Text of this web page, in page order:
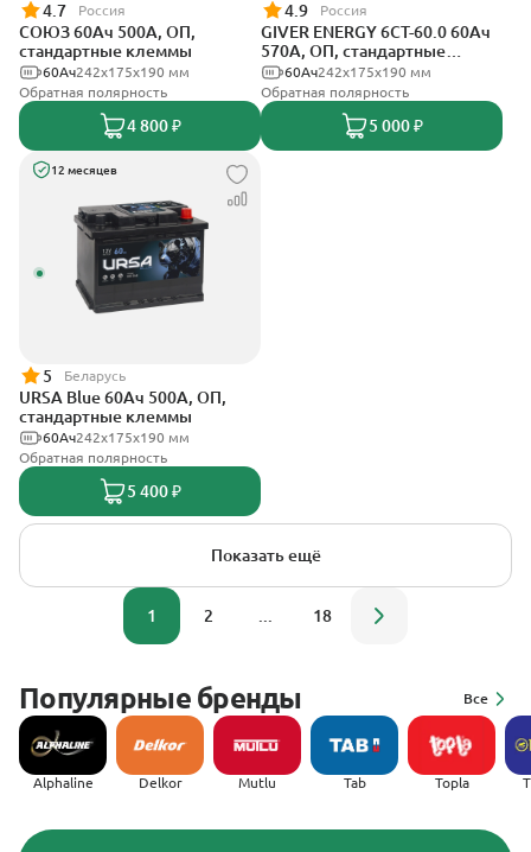
4.7 Россия
СОЮЗ 60Ач 500А, ОП,
стандартные клеммы
242x175x190 мм
60Ач
Обратная полярность
4 800 ₽
4.9 Россия
GIVER ENERGY 6СТ-60.0 60Ач
570А, ОП, стандартные
клеммы242х175х190 мм
60Ач
Обратная полярность
5 000 ₽
12 месяцев
5 Беларусь
URSA Blue 60Ач 500А, ОП,
стандартные клеммы
242х175х190 мм
60Ач
Обратная полярность
5 400 ₽
Показать ещё
1 2 18
Популярные бренды Все
Alphaline Delkor Mutlu Tab Topla